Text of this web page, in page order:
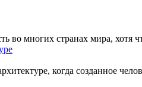
во многих странах мира,
когда созданное